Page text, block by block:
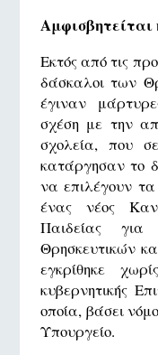
Αμφισβητείται
Εκτός από τις
δάσκαλοι των
έγιναν
σχέση με την
σχολεία, που
κατάργησαν το
να επιλέγουν τα
ένας νέος
Παιδείας
Θρησκευτικών
εγκρίθηκε
κυβερνητικής
οποία, βάσει
Υπουργείο.